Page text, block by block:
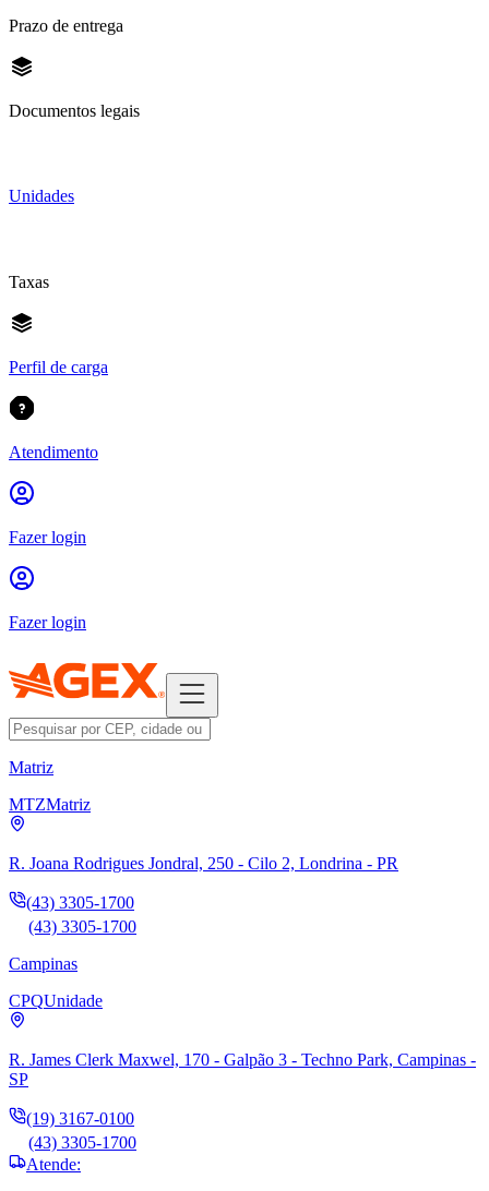
Prazo de entrega
Documentos legais
Unidades
Taxas
Perfil de carga
Atendimento
Fazer login
Fazer login
Matriz
MTZMatriz
R. Joana Rodrigues Jondral, 250 - Cilo 2, Londrina - PR
(43) 3305-1700
(43) 3305-1700
Campinas
CPQUnidade
R. James Clerk Maxwel, 170 - Galpão 3 - Techno Park, Campinas -
SP
(19) 3167-0100
(43) 3305-1700
Atende: